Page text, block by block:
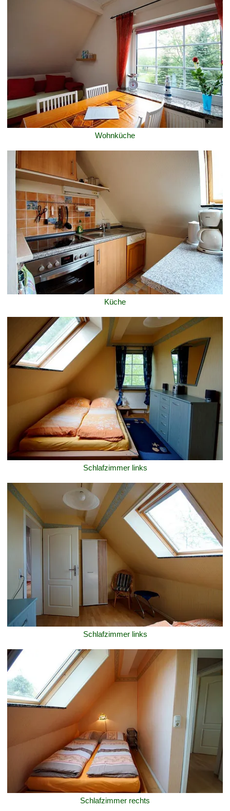
Wohnküche
Küche
Schlafzimmer links
Schlafzimmer links
Schlafzimmer rechts